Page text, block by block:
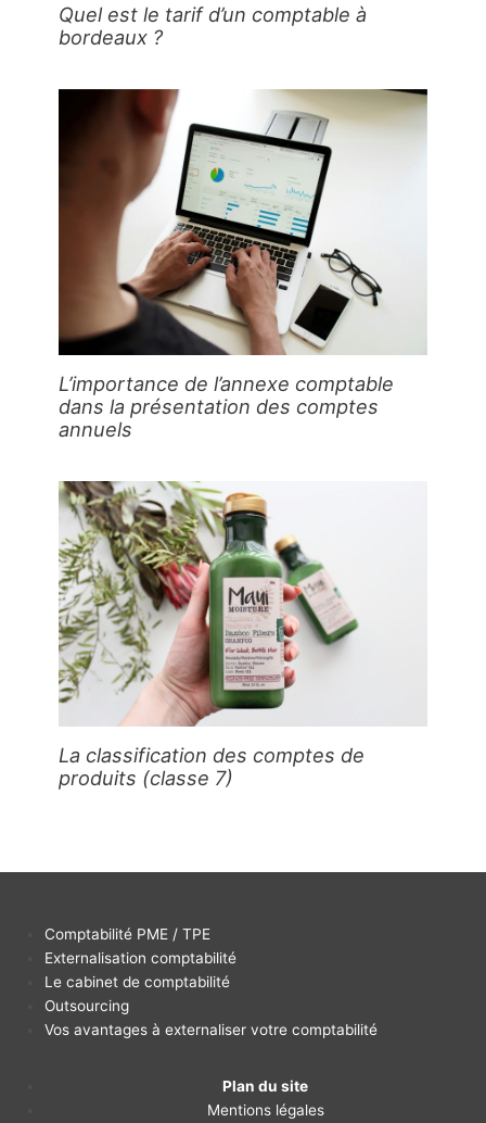
Quel est le tarif d’un comptable à
bordeaux ?
L’importance de l’annexe comptable
dans la présentation des comptes
annuels
La classification des comptes de
produits (classe 7)
Comptabilité PME / TPE
Externalisation comptabilité
Le cabinet de comptabilité
Outsourcing
Vos avantages à externaliser votre comptabilité
Plan du site
Mentions légales